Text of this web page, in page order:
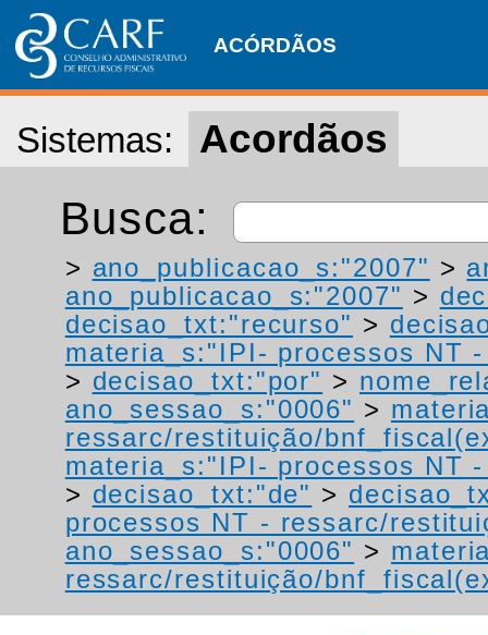
ACÓRDÃOS
Sistemas: Acordãos
Busca:
> ano_publicacao_s:"2007" >
ano_publicacao_s:"2007" >
decisao_txt:"recurso" >
materia_s:"IPI- processos NT
> decisao_txt:"por" >
ano_sessao_s:"0006" >
ressarc/restituição/
materia_s:"IPI- processos NT
> decisao_txt:"de" >
processos NT - ressarc/
ano_sessao_s:"0006" >
ressarc/restituição/